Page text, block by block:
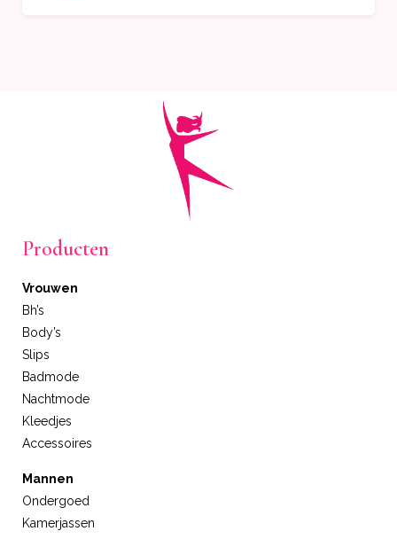
Producten
Vrouwen
Bh’s
Body’s
Slips
Badmode
Nachtmode
Kleedjes
Accessoires
Mannen
Ondergoed
Kamerjassen